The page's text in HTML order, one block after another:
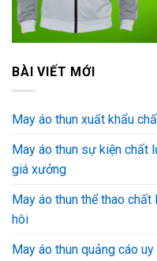
BÀI VIẾT MỚI
May áo thun xuất khẩu
May áo thun sự kiện chất
giá xưởng
May áo thun thể thao
hôi
May áo thun quảng cáo